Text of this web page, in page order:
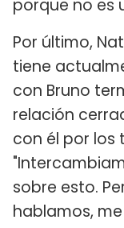
porque no es
Por último,
tiene
con Bruno
relación
con él por los
sobre esto.
hablamos,